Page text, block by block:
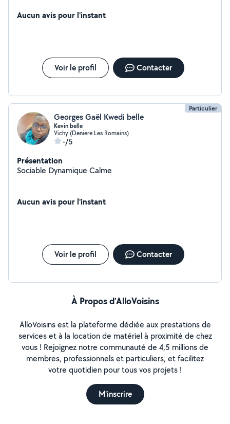
plusieurs années d'expérience, je suis à l'aise avec les
de confiance pour garder vos enfants pendant vos
sorties ou obligations, n'hésitez pas à me contacter
pour plus d'informations. À bientôt ! Eloïse
Aucun avis pour l'instant
Voir le profil Contacter
Particulier
Georges Gaël Kwedi belle
Kevin belle
Vichy (Deniere Les Romains)
-/5
Présentation
Sociable Dynamique Calme
Aucun avis pour l'instant
Voir le profil Contacter
À Propos d’AlloVoisins
AlloVoisins est la plateforme dédiée aux prestations de
services et à la location de matériel à proximité de chez
vous ! Rejoignez notre communauté de 4,5 millions de
membres, professionnels et particuliers, et facilitez
votre quotidien pour tous vos projets !
M'inscrire